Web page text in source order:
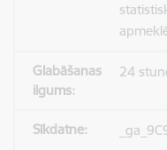
24